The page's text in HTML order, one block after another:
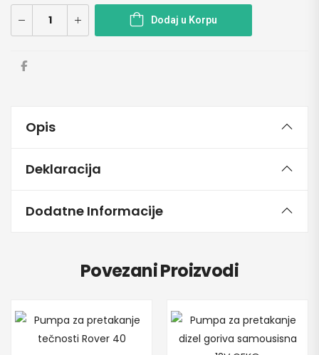
Dodaj u Korpu
Opis
Deklaracija
Dodatne Informacije
Povezani Proizvodi